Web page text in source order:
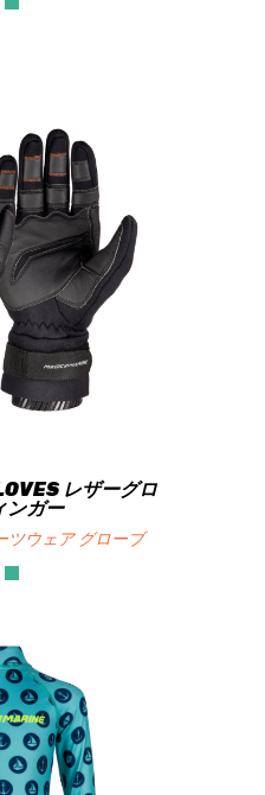
レザーグロ
ンガー
ツウェア グローブ